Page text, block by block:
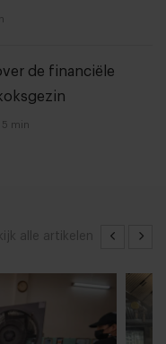
de financiële
5 min
alle artikelen